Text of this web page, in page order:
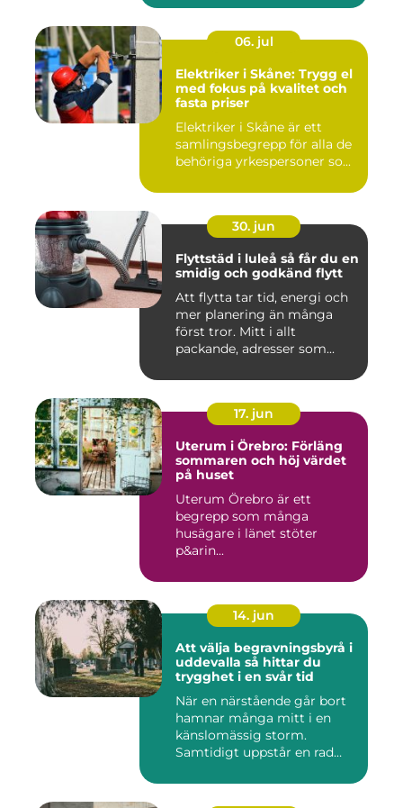
06. jul
Elektriker i Skåne: Trygg el
med fokus på kvalitet och
fasta priser
Elektriker i Skåne är ett
samlingsbegrepp för alla de
behöriga yrkespersoner so...
30. jun
Flyttstäd i luleå så får du en
smidig och godkänd flytt
Att flytta tar tid, energi och
mer planering än många
först tror. Mitt i allt
packande, adresser som...
17. jun
Uterum i Örebro: Förläng
sommaren och höj värdet
på huset
Uterum Örebro är ett
begrepp som många
husägare i länet stöter
p&arin...
14. jun
Att välja begravningsbyrå i
uddevalla så hittar du
trygghet i en svår tid
När en närstående går bort
hamnar många mitt i en
känslomässig storm.
Samtidigt uppstår en rad